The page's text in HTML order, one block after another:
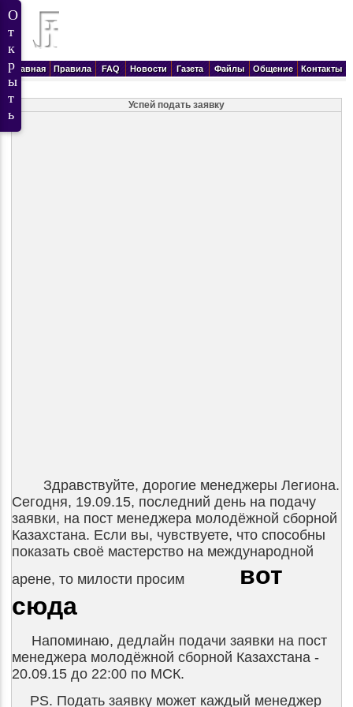
Главная Правила FAQ Новости Газета Файлы Общение Контакты
Успей подать заявку
Здравствуйте, дорогие менеджеры Легиона.
Сегодня, 19.09.15, последний день на подачу
заявки, на пост менеджера молодёжной сборной
Казахстана. Если вы, чувствуете, что способны
показать своё мастерство на международной
арене, то милости просим
вот
сюда
Напоминаю, дедлайн подачи заявки на пост
менеджера молодёжной сборной Казахстана -
20.09.15 до 22:00 по МСК.
PS. Подать заявку может каждый менеджер